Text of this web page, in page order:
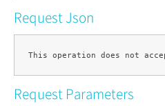
Request Json
Request Parameters